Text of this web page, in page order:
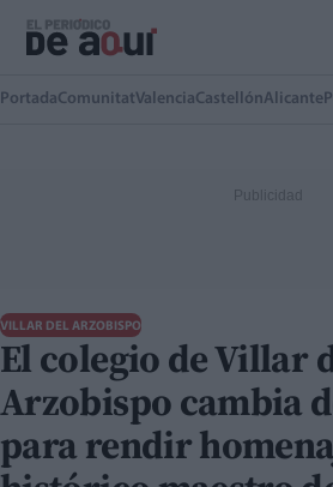
PortadaComunitatValenciaCastellónAlicante
VILLAR DEL ARZOBISPO
El colegio de Villar
Arzobispo cambia
para rendir